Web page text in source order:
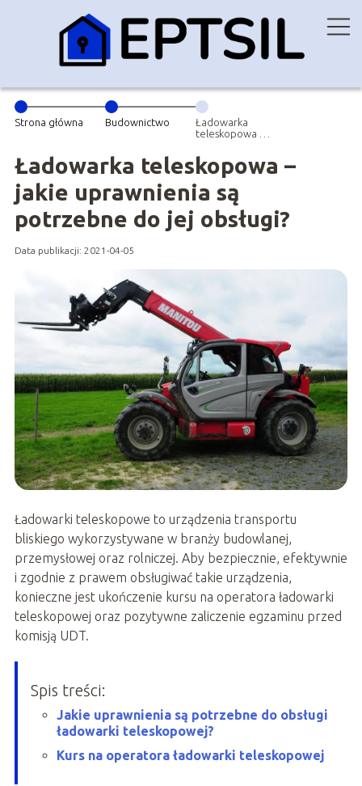
Strona główna Budownictwo
Ładowarka
teleskopowa –
uprawnienia są
potrzebne do
jej obsługi?
Ładowarka teleskopowa –
jakie uprawnienia są
potrzebne do jej obsługi?
Data publikacji: 2021-04-05
Ładowarki teleskopowe to urządzenia transportu
bliskiego wykorzystywane w branży budowlanej,
przemysłowej oraz rolniczej. Aby bezpiecznie, efektywnie
i zgodnie z prawem obsługiwać takie urządzenia,
konieczne jest ukończenie kursu na operatora ładowarki
teleskopowej oraz pozytywne zaliczenie egzaminu przed
komisją UDT.
Spis treści:
Jakie uprawnienia są potrzebne do obsługi
ładowarki teleskopowej?
Kurs na operatora ładowarki teleskopowej